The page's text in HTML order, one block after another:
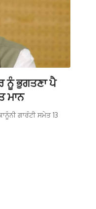
ਨੂੰ ਭੁਗਤਣਾ ਪੈ
ਮਾਨ
ਗਾਰੰਟੀ ਸਮੇਤ 13